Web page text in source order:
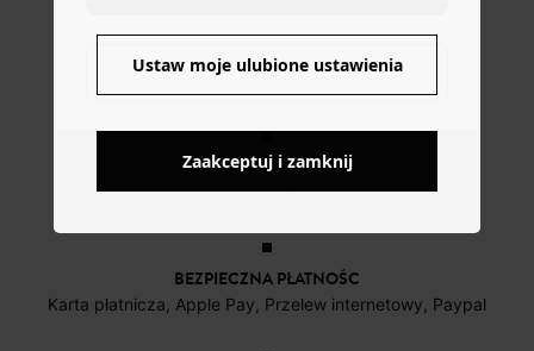
NO
DOSTAWA DO PACZKOMATÓW
4 do 6 dni roboczych
DARMOWE ZWROTY
do 30 dni
BEZPIECZNA PŁATNOŚC
Karta płatnicza, Apple Pay, Przelew internetowy, Paypal
Ustaw moje ulubione ustawienia
Zaakceptuj i zamknij